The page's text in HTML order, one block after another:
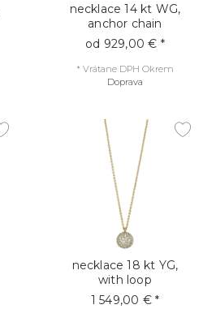
necklace 14 kt WG,
anchor chain
od 929,00 € *
* Vrátane DPH Okrem
Doprava
necklace 18 kt YG,
with loop
1 549,00 € *